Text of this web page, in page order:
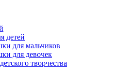
детей
для мальчиков
для девочек
творчества